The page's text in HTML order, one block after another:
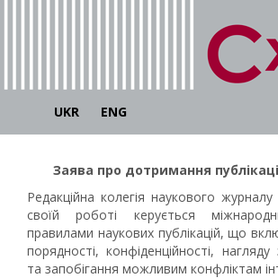
UKR ENG
Заява про дотримання
Редакційна колегія наукового журналу
своїй роботі керується
правилами наукових публікацій, що
порядності, конфіденційності, нагляду
та запобігання можливим конфліктам